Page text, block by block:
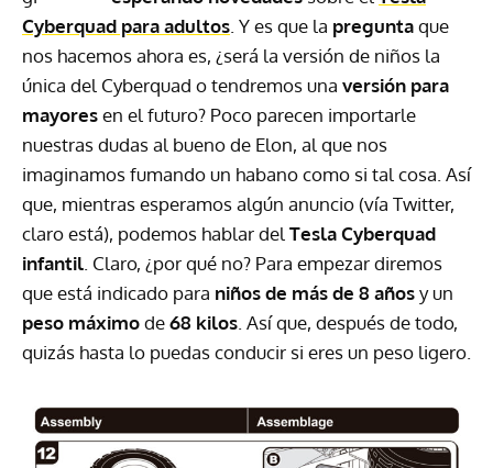
Cyberquad para adultos . Y es que la preguntaque
nos hacemos ahora es, ¿será la versión de niños la
única del Cyberquad o tendremos una versión para
mayoresen el futuro? Poco parecen importarle
nuestras dudas al bueno de Elon, al que nos
imaginamos fumando un habano como si tal cosa. Así
que, mientras esperamos algún anuncio (vía Twitter,
claro está), podemos hablar del Tesla Cyberquad
infantil . Claro, ¿por qué no? Para empezar diremos
que está indicado para niños de más de 8 añosy un
peso máximode68 kilos . Así que, después de todo,
quizás hasta lo puedas conducir si eres un peso ligero.